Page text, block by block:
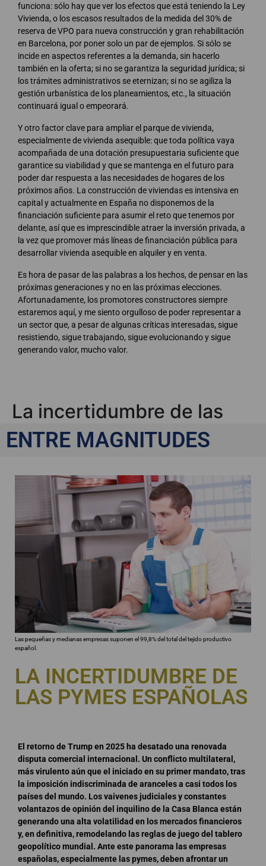
funciona: sólo hay que ver los efectos que está teniendo la Ley
Vivienda, o los escasos resultados de la medida del 30% de
reserva de VPO para nueva construcción y gran rehabilitación
en Barcelona, por poner solo un par de ejemplos. Si sólo se
incide en aspectos referentes a la demanda, sin hacerlo
también en la oferta; si no se garantiza la seguridad jurídica; si
los trámites administrativos se eternizan; si no se agiliza la
gestión urbanística de los planeamientos, etc., la situación
continuará igual o empeorará.
Y otro factor clave para ampliar el parque de vivienda,
especialmente de vivienda asequible: que toda política vaya
acompañada de una dotación presupuestaria suficiente que
garantice su viabilidad y que se mantenga en el futuro para
poder dar respuesta a las necesidades de hogares de los
próximos años. La construcción de viviendas es intensiva en
capital y actualmente en España no disponemos de la
financiación suficiente para asumir el reto que tenemos por
delante, así que es imprescindible atraer la inversión privada, a
la vez que promover más líneas de financiación pública para
desarrollar vivienda asequible en alquiler y en venta.
Es hora de pasar de las palabras a los hechos, de pensar en las
próximas generaciones y no en las próximas elecciones.
Afortunadamente, los promotores constructores siempre
estaremos aquí, y me siento orgulloso de poder representar a
un sector que, a pesar de algunas críticas interesadas, sigue
resistiendo, sigue trabajando, sigue evolucionando y sigue
generando valor, mucho valor.
La incertidumbre de las
Pymes españolas
ENTRE MAGNITUDES
Las pequeñas y medianas empresas suponen el 99,8% del total del tejido productivo
español.
LA INCERTIDUMBRE DE
LAS PYMES ESPAÑOLAS
El retorno de Trump en 2025 ha desatado una renovada
disputa comercial internacional. Un conflicto multilateral,
más virulento aún que el iniciado en su primer mandato, tras
la imposición indiscriminada de aranceles a casi todos los
países del mundo. Los vaivenes judiciales y constantes
volantazos de opinión del inquilino de la Casa Blanca están
generando una alta volatilidad en los mercados financieros
y, en definitiva, remodelando las reglas de juego del tablero
geopolítico mundial. Ante este panorama las empresas
españolas, especialmente las pymes, deben afrontar un